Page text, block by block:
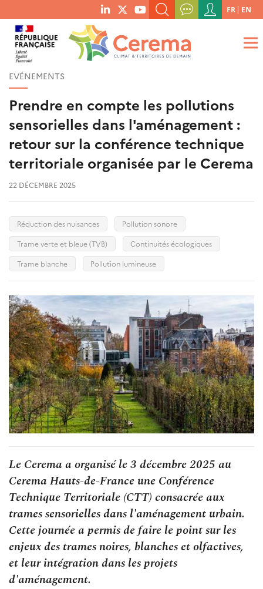
menu
social
links
RECHERCHER UN MOT-CLÉ, UNE PUBLICATION, ETC.
QUE RECHERCHEZ-VOUS ?
Menu
du
compte
de
FR EN
EVÉNEMENTS
Prendre en compte les pollutions
sensorielles dans l'aménagement :
retour sur la conférence technique
territoriale organisée par le Cerema
22 DÉCEMBRE 2025
Réduction des nuisances
Pollution sonore
Trame verte et bleue (TVB)
Continuités écologiques
Trame blanche
Pollution lumineuse
Le Cerema a organisé le 3 décembre 2025 au
Cerema Hauts-de-France une Conférence
Technique Territoriale (CTT) consacrée aux
trames sensorielles dans l'aménagement urbain.
Cette journée a permis de faire le point sur les
enjeux des trames noires, blanches et olfactives,
et leur intégration dans les projets
d'aménagement.